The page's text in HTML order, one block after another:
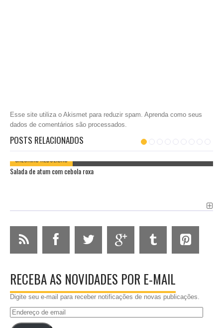
Esse site utiliza o Akismet para reduzir spam. Aprenda como seus
dados de comentários são processados
POSTS RELACIONADOS
CALORIAS REDUZIDAS
Salada de atum com cebola roxa
RECEBA AS NOVIDADES POR E-MAIL
Digite seu e-mail para receber notificações de novas publicações.
Endereço